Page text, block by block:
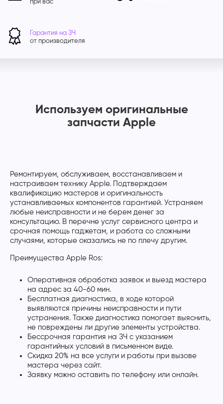
при вас
Гарантия на ЗЧ
от производителя
Используем оригинальные
запчасти Apple
Ремонтируем, обслуживаем, восстанавливаем и
настраиваем технику Apple. Подтверждаем
квалификацию мастеров и оригинальность
устанавливаемых компонентов гарантией. Устраняем
любые неисправности и не берем денег за
консультацию. В перечне услуг сервисного центра и
срочная помощь гаджетам, и работа со сложными
случаями, которые оказались не по плечу другим.
Преимущества Apple Ros:
Оперативная обработка заявок и выезд мастера
на адрес за 40-60 мин.
Бесплатная диагностика, в ходе которой
выявляются причины неисправности и пути
устранения. Также диагностика помогает выяснить,
не повреждены ли другие элементы устройства.
Бессрочная гарантия на ЗЧ с указанием
гарантийных условий в письменном виде.
Скидка 20% на все услуги и работы при вызове
мастера через сайт.
Заявку можно оставить по телефону или онлайн.